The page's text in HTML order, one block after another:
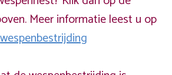
Meer informatie leest u op
wespenbestrijding